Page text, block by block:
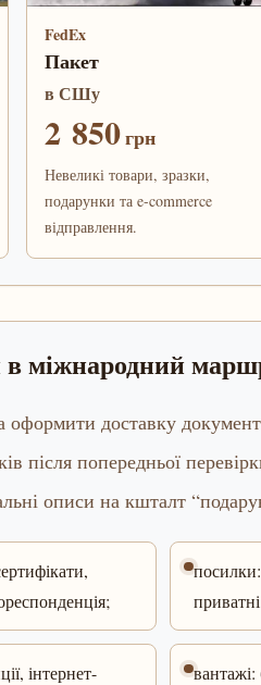
FedEx
Пакет
в СШу
2 850грн
Невеликі товари, зразки,
подарунки та e-commerce
відправлення.
міжнародний
доставку
після попередньої
описи на кшталт
інтернет-
вантажі: